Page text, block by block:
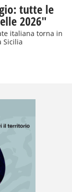
tutte le
2026"
italiana torna in
Sicilia